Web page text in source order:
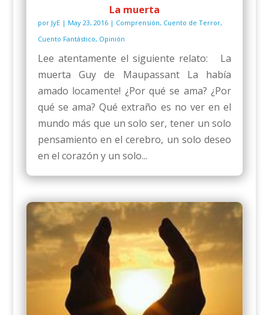
La muerta
por JyE| May 23, 2016| Comprensión, Cuento de Terror,
Cuento Fantástico, Opinión
Lee atentamente el siguiente relato: La
muerta Guy de Maupassant La había
amado locamente! ¿Por qué se ama? ¿Por
qué se ama? Qué extraño es no ver en el
mundo más que un solo ser, tener un solo
pensamiento en el cerebro, un solo deseo
en el corazón y un solo...